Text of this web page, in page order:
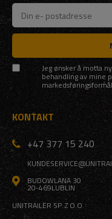
Jeg ønsker å motta
behandling av mine
KONTAKT
+47 377 15 240
BUDOWLANA 30
20-469LUBLIN
UNITRAILER SP. Z O.O.